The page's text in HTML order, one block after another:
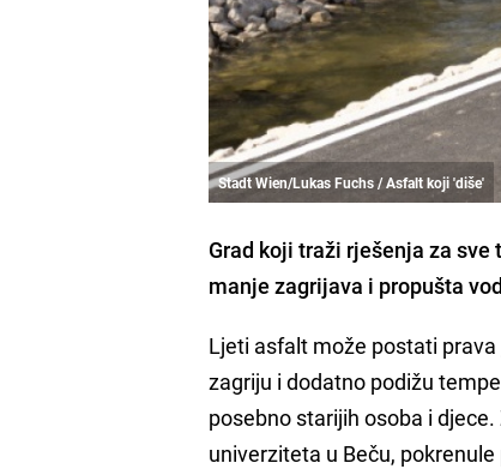
Stadt Wien/Lukas Fuchs / Asfalt koji 'diše'
Grad koji traži rješenja za
manje zagrijava i propušta
Ljeti asfalt može postati
zagriju i dodatno podižu
posebno starijih osoba i
univerziteta u Beču,